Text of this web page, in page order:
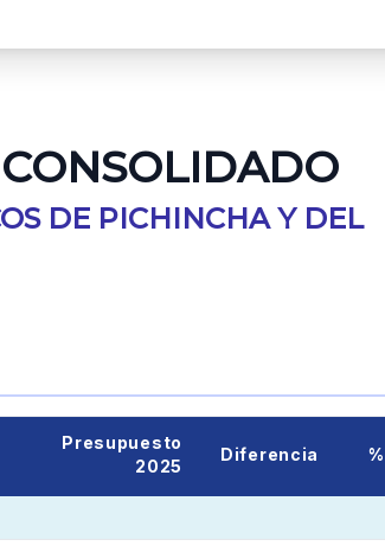
DE PICHINCHA Y DEL
Presupuesto
2025
Diferencia %